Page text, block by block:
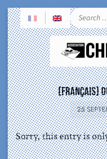
(Français)
25
Sorry, this entry is